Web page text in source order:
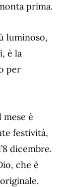
prima.
luminoso,
è la
per
mese è
festività,
dicembre.
che è